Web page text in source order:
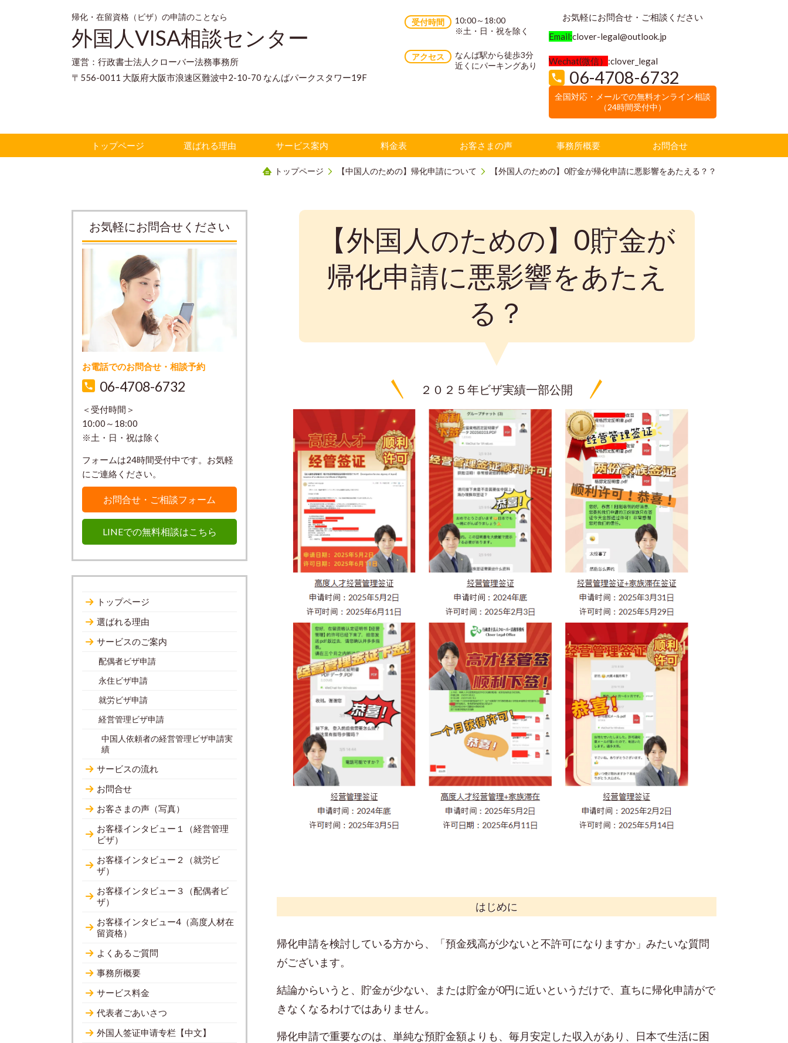
帰化・在留資格（ビザ）の申請のことなら
外国人VISA相談センター
運営：行政書士法人クローバー法務事務所
〒556-0011 大阪府大阪市浪速区難波中2-10-70 なんばパークスタワー19F
受付時間
10:00～18:00
※土・日・祝を除く
アクセス
なんば駅から徒歩3分
近くにパーキングあり
お気軽にお問合せ・ご相談ください
Email:clover-legal@outlook.jp
Wechat(微信） :clover_legal
06-4708-6732
全国対応・メールでの無料オンライン相談
（24時間受付中）
トップページ 選ばれる理由 サービス案内 料金表 お客さまの声 事務所概要 お問合せ
トップページ 【中国人のための】帰化申請について 【外国人のための】0貯金が帰化申請に悪影響をあたえる？？
【外国人のための】 0貯金が
帰化申請に悪影響をあたえ
る？
２０２５年ビザ実績一部公開
はじめに
帰化申請を検討している方から、「預金残高が少ないと不許可になりますか」みたいな質問
がございます。
結論からいうと、貯金が少ない、または貯金が0円に近いというだけで、直ちに帰化申請がで
きなくなるわけではありません。
帰化申請で重要なのは、単純な預貯金額よりも、毎月安定した収入があり、日本で生活に困
お気軽にお問合せください
お電話でのお問合せ・相談予約
06-4708-6732
＜受付時間＞
10:00～18:00
※土・日・祝は除く
フォームは24時間受付中です。お気軽
にご連絡ください。
お問合せ・ご相談フォーム
LINEでの無料相談はこちら
トップページ
選ばれる理由
サービスのご案内
配偶者ビザ申請
永住ビザ申請
就労ビザ申請
経営管理ビザ申請
中国人依頼者の経営管理ビザ申請実
績
サービスの流れ
お問合せ
お客さまの声（写真）
お客様インタビュー１（経営管理
ビザ）
お客様インタビュー２（就労ビ
ザ）
お客様インタビュー３（配偶者ビ
ザ）
お客様インタビュー4（高度人材在
留資格）
よくあるご質問
事務所概要
サービス料金
代表者ごあいさつ
外国人签证申请专栏【中文】